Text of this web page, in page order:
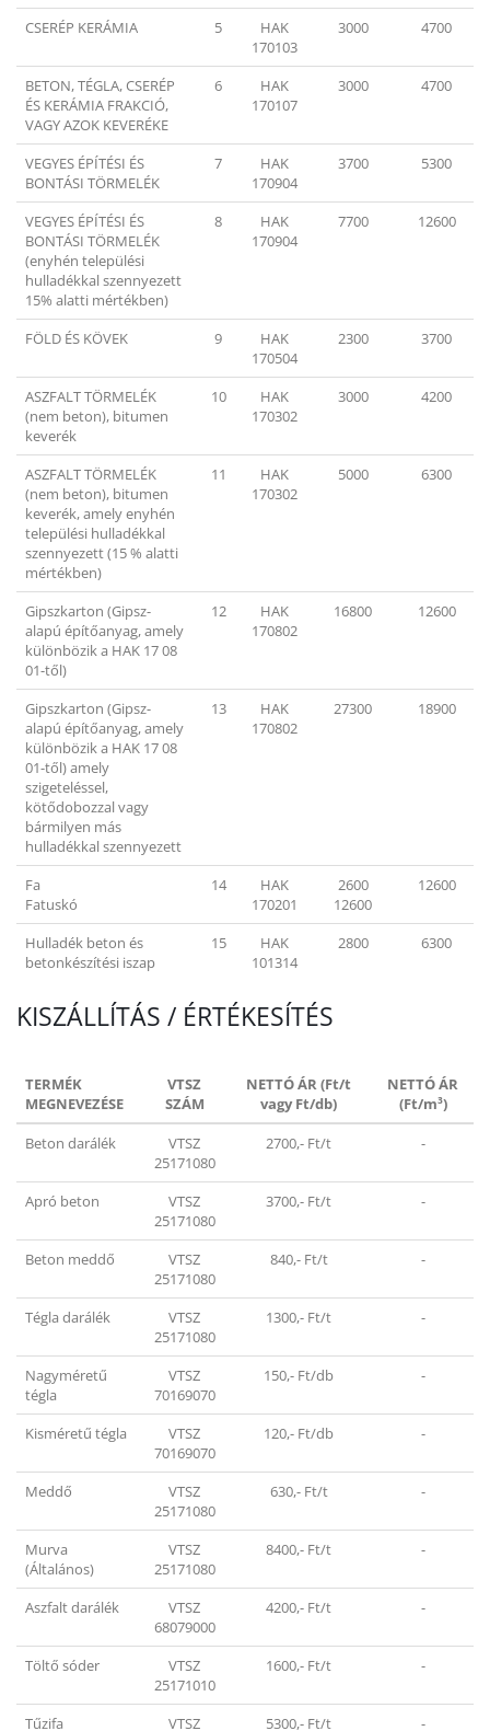
CSERÉP KERÁMIA 5
HAK
170103
3000 4700
BETON, TÉGLA, CSERÉP
ÉS KERÁMIA FRAKCIÓ,
VAGY AZOK KEVERÉKE
6
HAK
170107
3000 4700
VEGYES ÉPÍTÉSI ÉS
BONTÁSI TÖRMELÉK
7
HAK
170904
3700 5300
VEGYES ÉPÍTÉSI ÉS
BONTÁSI TÖRMELÉK
(enyhén települési
hulladékkal szennyezett
15% alatti mértékben)
8
HAK
170904
7700 12600
FÖLD ÉS KÖVEK 9
HAK
170504
2300 3700
ASZFALT TÖRMELÉK
(nem beton), bitumen
keverék
10
HAK
170302
3000 4200
ASZFALT TÖRMELÉK
(nem beton), bitumen
keverék, amely enyhén
települési hulladékkal
szennyezett (15 % alatti
mértékben)
11
HAK
170302
5000 6300
Gipszkarton (Gipsz-
alapú építőanyag, amely
különbözik a HAK 17 08
01-től)
12
HAK
170802
16800 12600
Gipszkarton (Gipsz-
alapú építőanyag, amely
különbözik a HAK 17 08
01-től) amely
szigeteléssel,
kötődobozzal vagy
bármilyen más
hulladékkal szennyezett
13
HAK
170802
27300 18900
Fa
Fatuskó
14
HAK
170201
2600
12600
12600
Hulladék beton és
betonkészítési iszap
15
HAK
101314
2800 6300
KISZÁLLÍTÁS / ÉRTÉKESÍTÉS
TERMÉK
MEGNEVEZÉSE
VTSZ
SZÁM
NETTÓ ÁR (Ft/t
vagy Ft/db)
NETTÓ ÁR
(Ft/m³)
Beton darálék
VTSZ
25171080
2700,- Ft/t -
Apró beton
VTSZ
25171080
3700,- Ft/t -
Beton meddő
VTSZ
25171080
840,- Ft/t -
Tégla darálék
VTSZ
25171080
1300,- Ft/t -
Nagyméretű
tégla
VTSZ
70169070
150,- Ft/db -
Kisméretű tégla
VTSZ
70169070
120,- Ft/db -
Meddő
VTSZ
25171080
630,- Ft/t -
Murva
(Általános)
VTSZ
25171080
8400,- Ft/t -
Aszfalt darálék
VTSZ
68079000
4200,- Ft/t -
Töltő sóder
VTSZ
25171010
1600,- Ft/t -
Tűzifa
VTSZ
5300,- Ft/t -